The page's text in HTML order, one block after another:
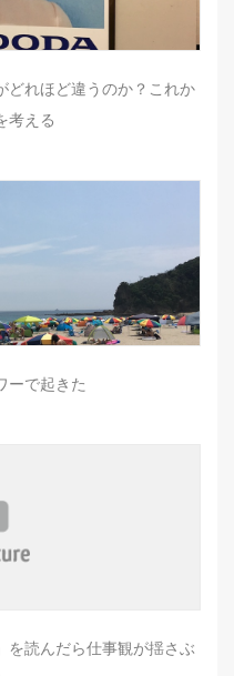
どれほど違うのか？これか
考える
ーで起きた
を読んだら仕事観が揺さぶ